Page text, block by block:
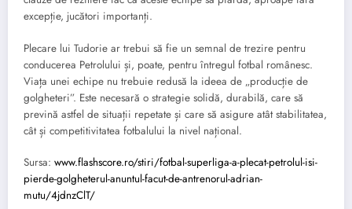
excepție, jucători importanți.
Plecare lui Tudorie ar trebui să fie un semnal de trezire pentru
conducerea Petrolului și, poate, pentru întregul fotbal românesc.
Viața unei echipe nu trebuie redusă la ideea de „producție de
golgheteri”. Este necesară o strategie solidă, durabilă, care să
prevină astfel de situații repetate și care să asigure atât stabilitatea,
cât și competitivitatea fotbalului la nivel național.
Sursa: www.flashscore.ro/stiri/fotbal-superliga-a-plecat-petrolul-isi-
pierde-golgheterul-anuntul-facut-de-antrenorul-adrian-
mutu/4jdnzClT/